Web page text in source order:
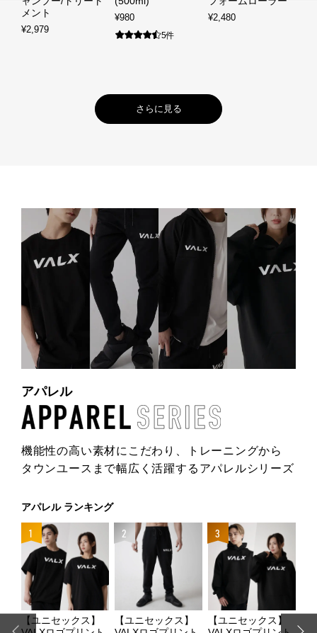
メント
¥2,979
¥980
5件
¥2,480
さらに見る
アパレル
機能性の高い素材にこだわり、
トレーニングから
タウンユースまで幅広く活躍するアパレルシリーズ
アパレル ランキング
1
【ユニセックス】
2
【ユニセックス】
3
【ユニセックス】